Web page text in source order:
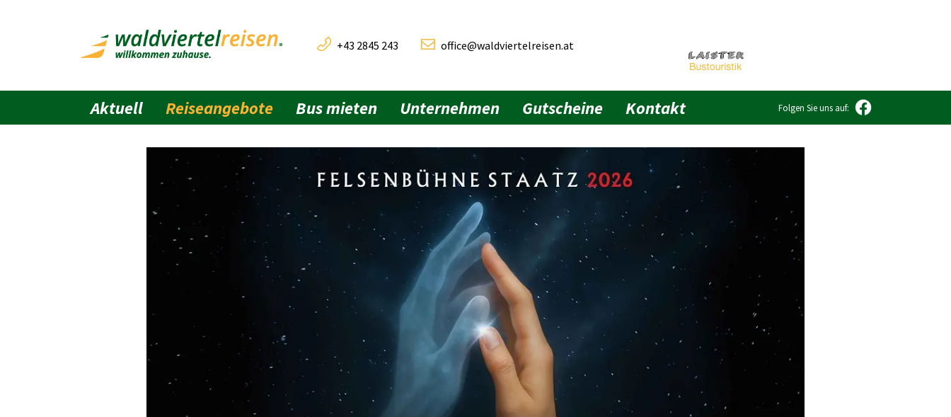
+43 2845 243 office@waldviertelreisen.at
Aktuell Reiseangebote Bus mieten Unternehmen Gutscheine Kontakt Folgen Sie uns auf: